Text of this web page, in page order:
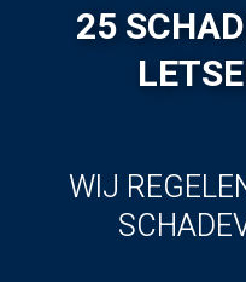
25
WIJ